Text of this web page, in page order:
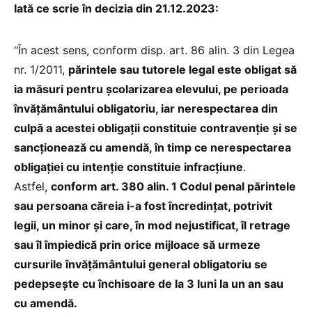
Iată ce scrie în decizia din 21.12.2023:
“În acest sens, conform disp. art. 86 alin. 3 din Legea
nr. 1/2011, părintele sau tutorele legal este obligat să
ia măsuri pentru școlarizarea elevului, pe perioada
învățământului obligatoriu, iar nerespectarea din
culpă a acestei obligaţii constituie contravenţie şi se
sancţionează cu amendă, în timp ce nerespectarea
obligaţiei cu intenţie constituie infracţiune.
Astfel, conform art. 380 alin. 1 Codul penal părintele
sau persoana căreia i-a fost încredințat, potrivit
legii, un minor și care, în mod nejustificat, îl retrage
sau îl împiedică prin orice mijloace să urmeze
cursurile învățământului general obligatoriu se
pedepsește cu închisoare de la 3 luni la un an sau
cu amendă.